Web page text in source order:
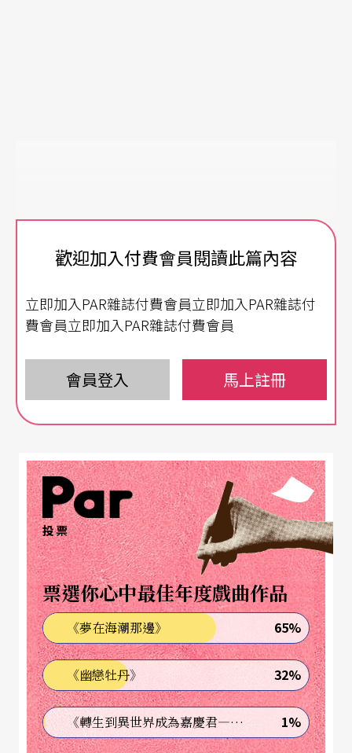
歡迎加入付費會員閱讀此篇內容
立即加入PAR雜誌付費會員立即加入PAR雜誌付
費會員立即加入PAR雜誌付費會員
會員登入 馬上註冊
投票
票選你心中最佳年度戲曲作品
《夢在海潮那邊》 65%
《幽戀牡丹》 32%
《轉生到異世界成為嘉慶君—發現我的祖先是詐騙集團!?》 1%